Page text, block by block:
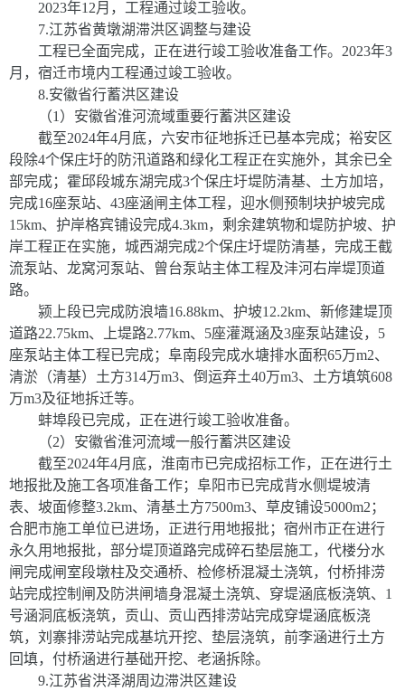
2023年12月，工程通过竣工验收。
7.江苏省黄墩湖滞洪区调整与建设
工程已全面完成，正在进行竣工验收准备工作。 2023年3
月，宿迁市境内工程通过竣工验收。
8.安徽省行蓄洪区建设
（1 ）安徽省淮河流域重要行蓄洪区建设
截至2024年4月底，六安市征地拆迁已基本完成；裕安区
段除4个保庄圩的防汛道路和绿化工程正在实施外，其余已全
部完成；霍邱段城东湖完成3个保庄圩堤防清基、土方加培，
完成16座泵站、 43座涵闸主体工程，迎水侧预制块护坡完成
15km、护岸格宾铺设完成4.3km，剩余建筑物和堤防护坡、护
岸工程正在实施，城西湖完成2个保庄圩堤防清基，完成王截
流泵站、龙窝河泵站、曾台泵站主体工程及沣河右岸堤顶道
路。
颍上段已完成防浪墙16.88km、护坡12.2km、新修建堤顶
道路22.75km、上堤路2.77km、 5座灌溉涵及3座泵站建设， 5
座泵站主体工程已完成；阜南段完成水塘排水面积65万m2、
清淤（清基）土方314万m3、倒运弃土40万m3、土方填筑608
万m3及征地拆迁等。
蚌埠段已完成，正在进行竣工验收准备。
（2）安徽省淮河流域一般行蓄洪区建设
截至2024年4月底，淮南市已完成招标工作，正在进行土
地报批及施工各项准备工作；阜阳市已完成背水侧堤坡清
表、坡面修整3.2km、清基土方7500m3、草皮铺设5000m2 ；
合肥市施工单位已进场，正进行用地报批；宿州市正在进行
永久用地报批，部分堤顶道路完成碎石垫层施工，代楼分水
闸完成闸室段墩柱及交通桥、检修桥混凝土浇筑，付桥排涝
站完成控制闸及防洪闸墙身混凝土浇筑、穿堤涵底板浇筑、 1
号涵洞底板浇筑，贡山、贡山西排涝站完成穿堤涵底板浇
筑，刘寨排涝站完成基坑开挖、垫层浇筑，前李涵进行土方
回填，付桥涵进行基础开挖、老涵拆除。
9.江苏省洪泽湖周边滞洪区建设